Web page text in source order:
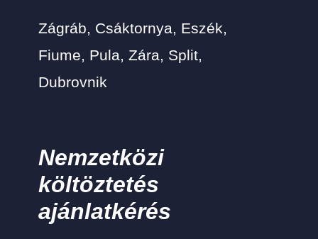
Zágráb, Csáktornya, Eszék,
Fiume, Pula, Zára, Split,
Dubrovnik
Nemzetközi
költöztetés
ajánlatkérés